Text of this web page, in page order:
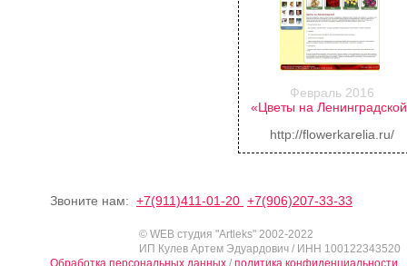
Февраль 2016
«Цветы на
http://flowerkarelia.ru/
Звоните нам: +7(911)411-01-20 +7(906)207-33-33
© WEB студия "Artleks" 2002-2022
ИП Кулев Артем Эдуардович / ИНН 100122343520
Обработка персональных данных / политика конфиденциальности